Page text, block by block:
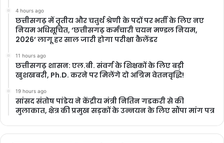
4 hours ago
छत्तीसगढ़ में तृतीय और चतुर्थ श्रेणी के पदों पर भर्ती के लिए नए
नियम अधिसूचित, ‘छत्तीसगढ़ कर्मचारी चयन मण्डल नियम,
2026’ लागू हर साल जारी होगा परीक्षा कैलेंडर
11 hours ago
छत्तीसगढ़ शासन: एल.बी. संवर्ग के शिक्षकों के लिए बड़ी
खुशखबरी, Ph.D. करने पर मिलेंगे दो अग्रिम वेतनवृद्धि!
19 hours ago
सांसद संतोष पांडेय ने केंद्रीय मंत्री नितिन गडकरी से की
मुलाकात, क्षेत्र की प्रमुख सड़कों के उन्नयन के लिए सौंपा मांग पत्र